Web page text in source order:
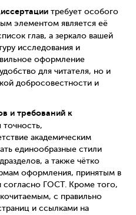
требует особого
элементом является её
глав, а зеркало вашей
исследования и
оформление
для читателя, но и
добросовестности и
и требований к
точность,
академическим
единообразные стили
а также чётко
оформления, принятым в
согласно ГОСТ. Кроме того,
с правильно
и ссылками на